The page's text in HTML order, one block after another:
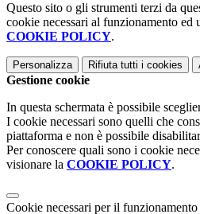
Questo sito o gli strumenti terzi da
cookie necessari al funzionamento
COOKIE POLICY.
Personalizza Rifiuta tutti i cookies
Gestione cookie
In questa schermata è possibile
I cookie necessari sono quelli che
piattaforma e non è possibile
Per conoscere quali sono i cookie
visionare la COOKIE POLICY.
Cookie necessari per il funzionamento